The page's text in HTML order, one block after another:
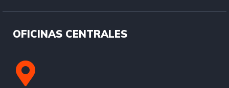
OFICINAS CENTRALES